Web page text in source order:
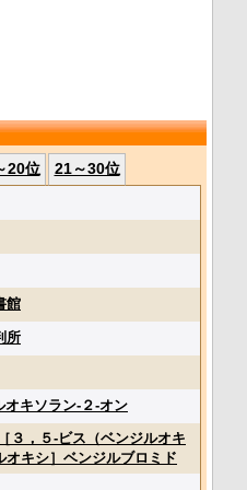
20位 21～30位
館
所
オキソラン‐２‐オン
３，５‐ビス（ベンジルオキ
オキシ］ベンジルブロミド